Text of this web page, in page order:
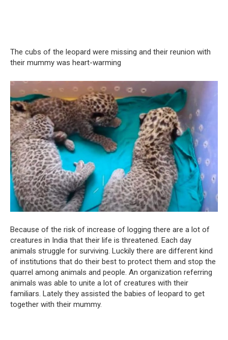
The cubs of the leopard were missing and their reunion with
their mummy was heart-warming
Because of the risk of increase of logging there are a lot of
creatures in India that their life is threatened. Each day
animals struggle for surviving. Luckily there are different kind
of institutions that do their best to protect them and stop the
quarrel among animals and people. An organization referring
animals was able to unite a lot of creatures with their
familiars. Lately they assisted the babies of leopard to get
together with their mummy.